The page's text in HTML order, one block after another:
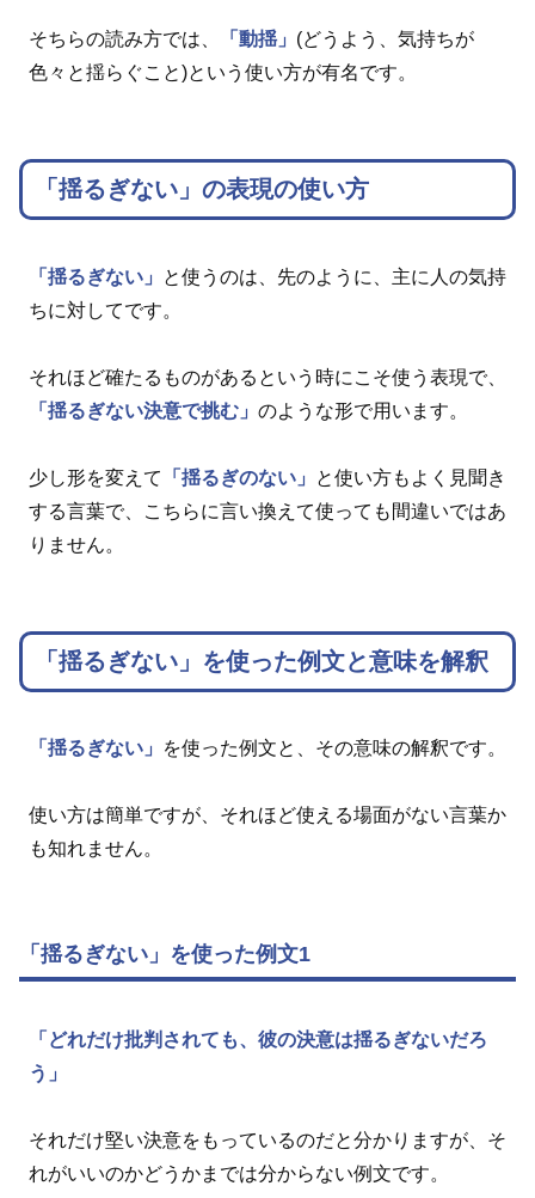
そちらの読み方では、 「動揺」 (どうよう、気持ちが
色々と揺らぐこと)という使い方が有名です。
「揺るぎない」の表現の使い方
「揺るぎない」
と使うのは、先のように、主に人の気持
ちに対してです。
それほど確たるものがあるという時にこそ使う表現で、
「揺るぎない決意で挑む」 のような形で用います。
少し形を変えて 「揺るぎのない」
と使い方もよく見聞き
する言葉で、こちらに言い換えて使っても間違いではあ
りません。
「揺るぎない」を使った例文と意味を解釈
「揺るぎない」 を使った例文と、その意味の解釈です。
使い方は簡単ですが、それほど使える場面がない言葉か
も知れません。
「揺るぎない」を使った例文1
「どれだけ批判されても、彼の決意は揺るぎないだろ
う」
それだけ堅い決意をもっているのだと分かりますが、そ
れがいいのかどうかまでは分からない例文です。